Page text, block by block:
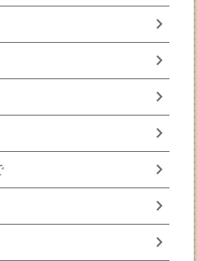
chevron_right
chevron_right
chevron_right
chevron_right
chevron_right
chevron_right
chevron_right